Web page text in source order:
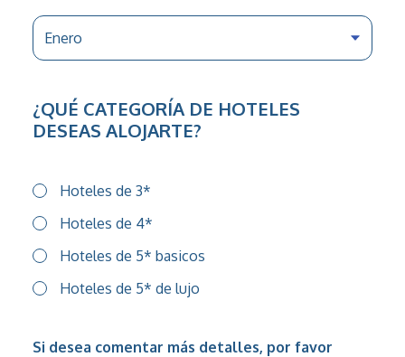
¿QUÉ CATEGORÍA DE HOTELES
DESEAS ALOJARTE?
Hoteles de 3*
Hoteles de 4*
Hoteles de 5* basicos
Hoteles de 5* de lujo
Si desea comentar más detalles, por favor